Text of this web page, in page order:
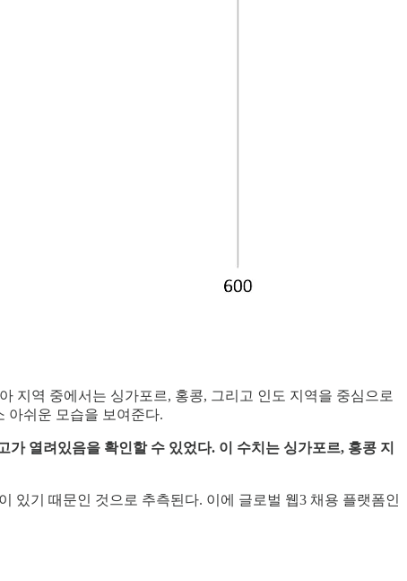
지역 중에서는 싱가포르, 홍콩, 그리고 인도 지역을 중심으로
아쉬운 모습을 보여준다.
열려있음을 확인할 수 있었다. 이 수치는 싱가포르, 홍콩 지
있기 때문인 것으로 추측된다. 이에 글로벌 웹3 채용 플랫폼인